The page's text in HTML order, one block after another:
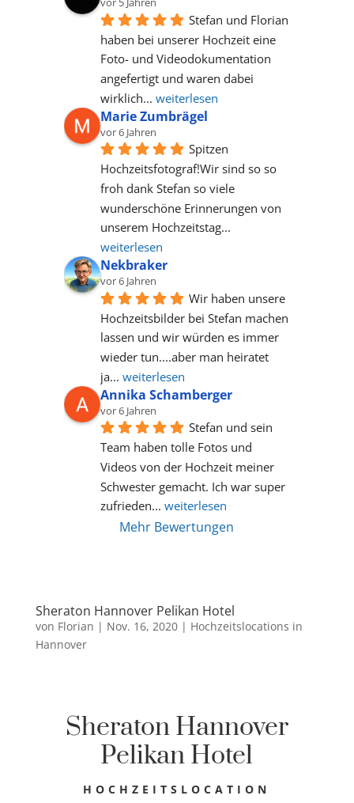
Stefan und Florian
haben bei unserer Hochzeit eine
Foto- und Videodokumentation
angefertigt und waren dabei
wirklich... weiterlesen
Marie Zumbrägel
vor 6 Jahren
Spitzen
Hochzeitsfotograf!Wir sind so so
froh dank Stefan so viele
wunderschöne Erinnerungen von
unserem Hochzeitstag
weiterlesen
Nekbraker
vor 6 Jahren
Wir haben unsere
Hochzeitsbilder bei Stefan machen
lassen und wir würden es immer
wieder tun....aber man heiratet
ja... weiterlesen
Annika Schamberger
vor 6 Jahren
Stefan und sein
Team haben tolle Fotos und
Videos von der Hochzeit meiner
Schwester gemacht. Ich war super
zufrieden... weiterlesen
Mehr Bewertungen
Sheraton Hannover Pelikan Hotel
von Florian | Nov. 16, 2020| Hochzeitslocations in
Hannover
Sheraton Hannover
Pelikan Hotel
HOCHZEITSLOCATION